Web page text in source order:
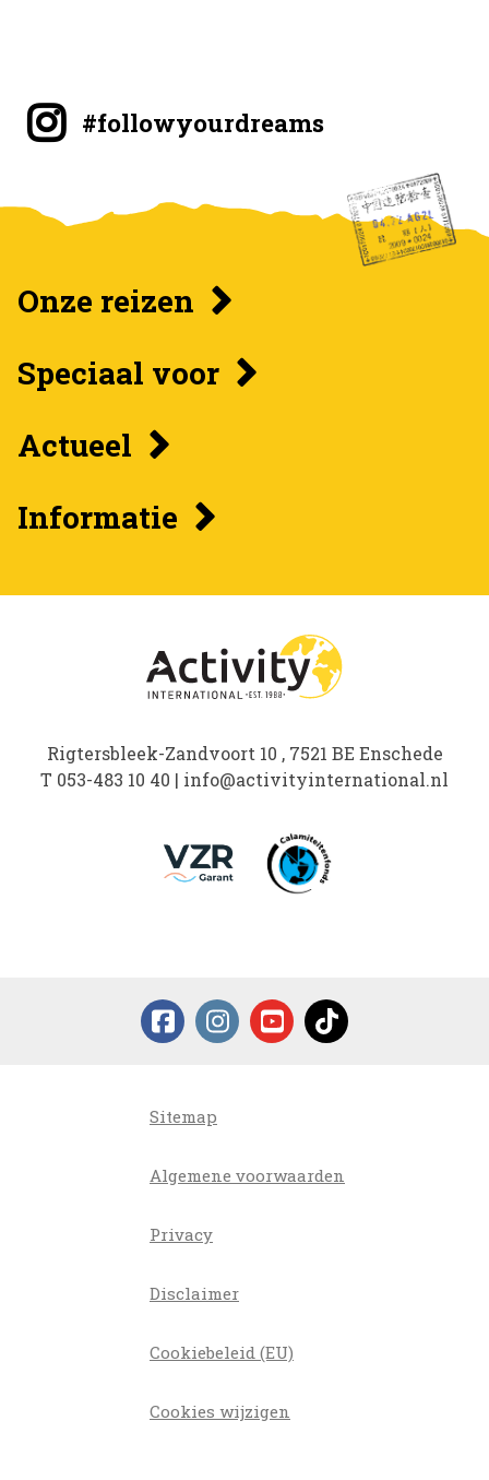
#followyourdreams
Onze reizen
Speciaal voor
Actueel
Informatie
Rigtersbleek-Zandvoort 10 , 7521 BE Enschede
T 053-483 10 40 | info@activityinternational.nl
Sitemap
Algemene voorwaarden
Privacy
Disclaimer
Cookiebeleid (EU)
Cookies wijzigen